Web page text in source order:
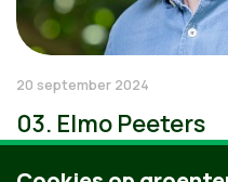
20 september 2024
03. Elmo Peeters